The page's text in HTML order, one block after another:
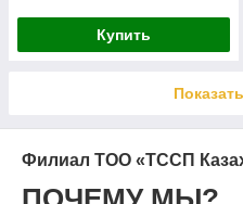
Купить
Филиал ТОО «ТССП